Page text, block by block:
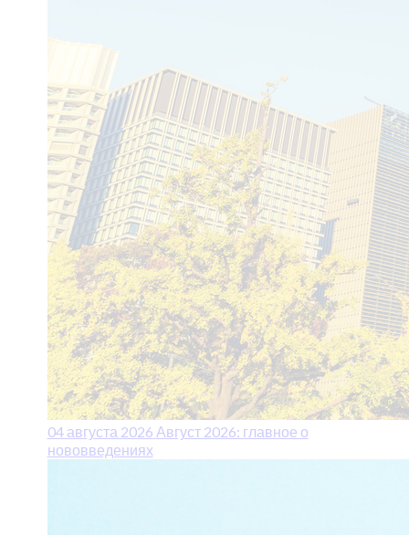
04 августа 2026 Август 2026: главное о
нововведениях